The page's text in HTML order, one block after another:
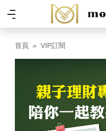
Skip to main content
功
首頁 VIP訂閱